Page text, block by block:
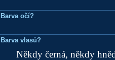
Barva očí?
Barva vlasů?
Někdy černá, někdy